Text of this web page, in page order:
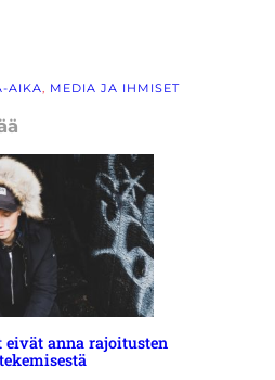
AIKA, MEDIA JA IHMISET
anna rajoitusten